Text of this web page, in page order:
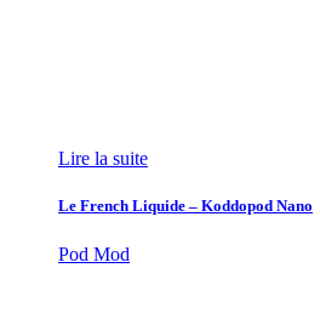
Lire la suite
Le French Liquide – Koddopod Nano
Pod Mod